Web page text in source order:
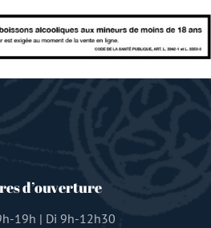
d’ouverture
19h | Di 9h-12h30